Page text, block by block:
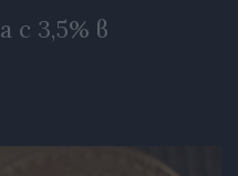
с 3,5% в